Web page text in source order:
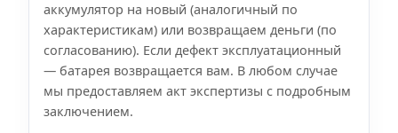
аккумулятор на новый (аналогичный по
характеристикам) или возвращаем деньги (по
согласованию). Если дефект эксплуатационный
— батарея возвращается вам. В любом случае
мы предоставляем акт экспертизы с подробным
заключением.